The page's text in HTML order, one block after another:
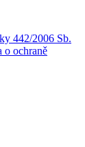
442/2006 Sb.
o ochraně